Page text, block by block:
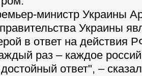
министр Украины
Украины
в ответ на действия
раз – каждое
ответ", –